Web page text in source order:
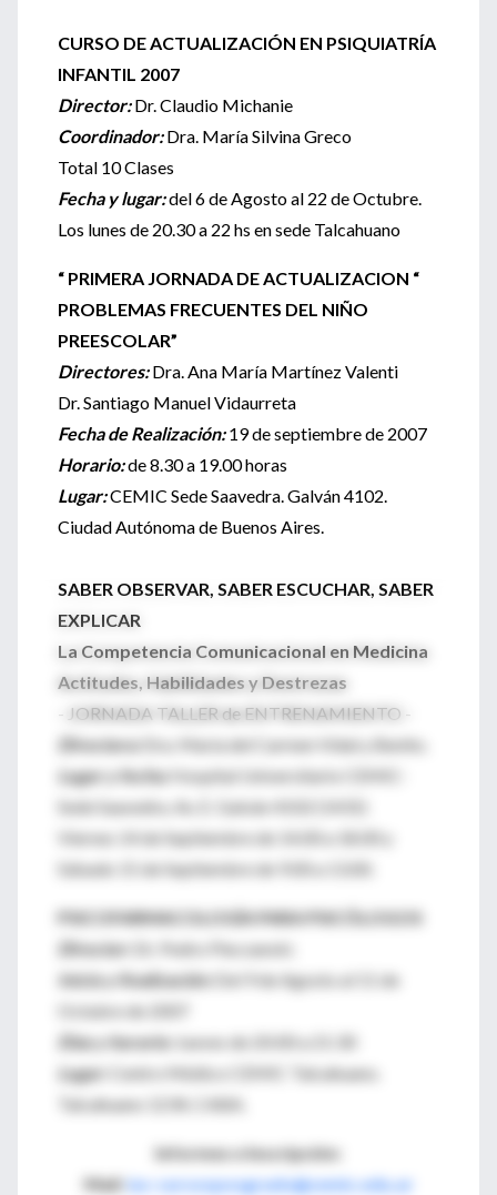
CURSO DE ACTUALIZACIÓN EN PSIQUIATRÍA
INFANTIL 2007
Director:Dr. Claudio Michanie
Coordinador:Dra. María Silvina Greco
Total 10 Clases
Fecha y lugar:del 6 de Agosto al 22 de Octubre.
Los lunes de 20.30 a 22 hs en sede Talcahuano
“ PRIMERA JORNADA DE ACTUALIZACION “
PROBLEMAS FRECUENTES DEL NIÑO
PREESCOLAR”
Directores:Dra. Ana María Martínez Valenti
Dr. Santiago Manuel Vidaurreta
Fecha de Realización:19 de septiembre de 2007
Horario:de 8.30 a 19.00 horas
Lugar:CEMIC Sede Saavedra. Galván 4102.
Ciudad Autónoma de Buenos Aires.
SABER OBSERVAR, SABER ESCUCHAR, SABER
EXPLICAR
La Competencia Comunicacional en Medicina
Actitudes, Habilidades y Destrezas
- JORNADA TALLER de ENTRENAMIENTO -
Directora: Dra. María del Carmen Vidal y Benito.
Lugar y fecha:Hospital Universitario CEMIC-
Sede Saavedra. Av. E. Galván 4102 (1431)
Viernes 14 de Septiembre de 14.00 a 18.00 y
Sábado 15 de Septiembre de 9.00 a 13.00.
PSICOFARMACOLOGÍA PARA PSICÓLOGOS
Director:
Dr. Pedro Pieczanski.
Inicio y finalización: Del 9 de Agosto al 11 de
Octubre de 2007
Días y horario: Jueves de 20:00 a 21:30
Lugar:
Centro Médico CEMIC Talcahuano.
Talcahuano 1234, CABA.
Informes e Inscripción:
Mail:iuc-cursosposgrado@cemic.edu.ar